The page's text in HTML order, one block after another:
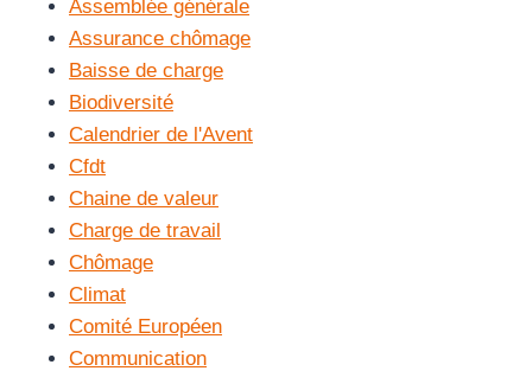
Assemblée générale
Assurance chômage
Baisse de charge
Biodiversité
Calendrier de l'Avent
Cfdt
Chaine de valeur
Charge de travail
Chômage
Climat
Comité Européen
Communication